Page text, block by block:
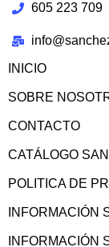
605 223 709
INICIO
SOBRE
CONTACTO
CATÁLOGO
POLITICA DE
INFORMACIÓN
INFORMACIÓN